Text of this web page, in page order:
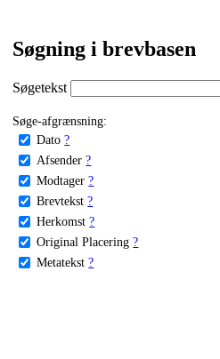
Søgning i brevbasen
Søgetekst
Søge-afgrænsning:
Dato ?
Afsender ?
Modtager ?
Brevtekst ?
Herkomst ?
Original Placering ?
Metatekst ?